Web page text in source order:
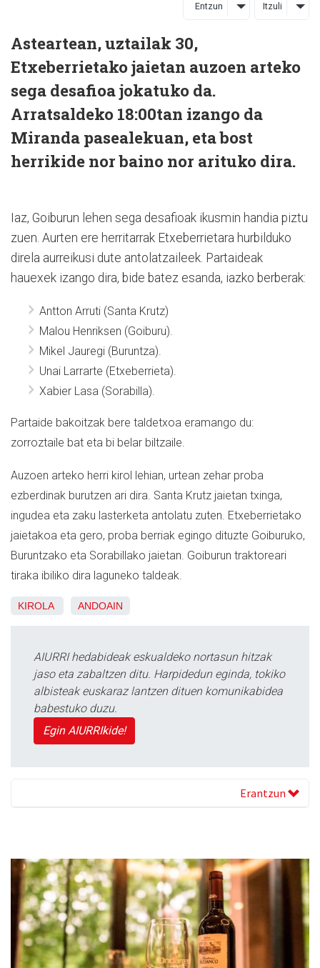
Entzun Itzuli
Asteartean, uztailak 30,
Etxeberrietako jaietan auzoen arteko
sega desafioa jokatuko da.
Arratsaldeko 18:00tan izango da
Miranda pasealekuan, eta bost
herrikide nor baino nor arituko dira.
Iaz, Goiburun lehen sega desafioak ikusmin handia piztu
zuen. Aurten ere herritarrak Etxeberrietara hurbilduko
direla aurreikusi dute antolatzaileek. Partaideak
hauexek izango dira, bide batez esanda, iazko berberak:
Antton Arruti (Santa Krutz)
Malou Henriksen (Goiburu).
Mikel Jauregi (Buruntza).
Unai Larrarte (Etxeberrieta).
Xabier Lasa (Sorabilla).
Partaide bakoitzak bere taldetxoa eramango du:
zorroztaile bat eta bi belar biltzaile.
Auzoen arteko herri kirol lehian, urtean zehar proba
ezberdinak burutzen ari dira. Santa Krutz jaietan txinga,
ingudea eta zaku lasterketa antolatu zuten. Etxeberrietako
jaietakoa eta gero, proba berriak egingo dituzte Goiburuko,
Buruntzako eta Sorabillako jaietan. Goiburun traktoreari
tiraka ibiliko dira laguneko taldeak.
KIROLA ANDOAIN
AIURRI hedabideak eskualdeko nortasun hitzak
jaso eta zabaltzen ditu. Harpidedun eginda, tokiko
albisteak euskaraz lantzen dituen komunikabidea
babestuko duzu.
Egin AIURRIkide!
Erantzun